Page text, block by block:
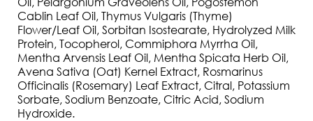
Cablin Leaf Oil, Thymus Vulgaris (Thyme)
Flower/Leaf Oil, Sorbitan Isostearate, Hydrolyzed Milk
Protein, Tocopherol, Commiphora Myrrha Oil,
Mentha Arvensis Leaf Oil, Mentha Spicata Herb Oil,
Avena Sativa (Oat) Kernel Extract, Rosmarinus
Officinalis (Rosemary) Leaf Extract, Citral, Potassium
Sorbate, Sodium Benzoate, Citric Acid, Sodium
Hydroxide.